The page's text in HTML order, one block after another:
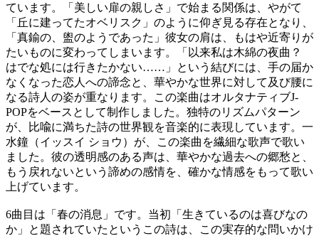
ています。「美しい扉の親しさ」で始まる関係は、やがて
「丘に建ってたオベリスク」のように仰ぎ見る存在となり、
「真鍮の、盥のようであった」彼女の肩は、もはや近寄りが
たいものに変わってしまいます。「以来私は木綿の夜曲？
はでな処には行きたかない……」という結びには、手の届か
なくなった恋人への諦念と、華やかな世界に対して及び腰に
なる詩人の姿が重なります。この楽曲はオルタナティブJ-
POPをベースとして制作しました。独特のリズムパターン
が、比喩に満ちた詩の世界観を音楽的に表現しています。一
水鐘（イッスイ ショウ）が、この楽曲を繊細な歌声で歌い
ました。彼の透明感のある声は、華やかな過去への郷愁と、
もう戻れないという諦めの感情を、確かな情感をもって歌い
上げています。
6曲目は「春の消息」です。当初「生きているのは喜びなの
か」と題されていたというこの詩は、この実存的な問いかけ